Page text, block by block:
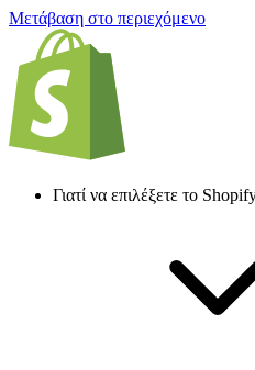
Μετάβαση στο περιεχόμενο
Γιατί να επιλέξετε το